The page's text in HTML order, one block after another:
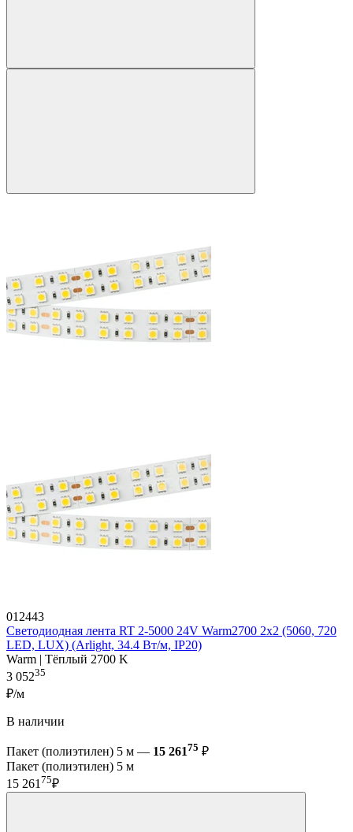
012443
Светодиодная лента RT 2-5000 24V Warm2700 2x2 (5060, 720
LED, LUX) (Arlight, 34.4 Вт/м, IP20)
Warm | Тёплый 2700 K
3 05235
₽/м
В наличии
Пакет (полиэтилен) 5 м — 15 26175 ₽
Пакет (полиэтилен) 5 м
15 26175₽